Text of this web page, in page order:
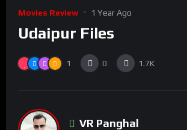
Movies Review 1 Year Ago
Udaipur Files
1 0 1.7K
VR Panghal